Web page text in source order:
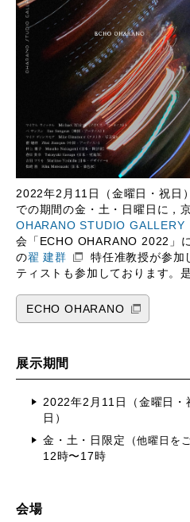
2022年2月11日（金曜日・祝日
での期間の金・土・日曜日に，
OHARANO STUDIO GALLERY
会「ECHO OHARANO 2022」
の翟 建群
特任准教授が参加
ティストも参加しております。
ECHO OHARANO
展示期間
2022年2月11日（金曜日・
日）
金・土・日限定（他曜日を
12時〜17時
会場